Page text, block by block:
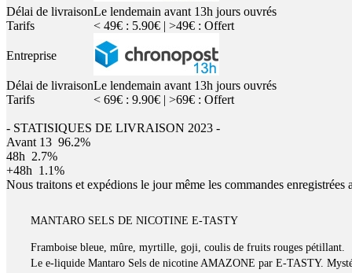
Délai de livraisonLe lendemain avant 13h jours ouvrés
Tarifs
< 49€ : 5.90€ | >49€ : Offert
Entreprise
Délai de livraisonLe lendemain avant 13h jours ouvrés
Tarifs
< 69€ : 9.90€ | >69€ : Offert
- STATISIQUES DE LIVRAISON 2023 -
Avant 13 96.2%
48h 2.7%
+48h 1.1%
Nous traitons et expédions le jour même les commandes
MANTARO SELS DE NICOTINE E-TASTY
Framboise bleue, mûre, myrtille, goji, coulis de fruits rouges pétillant.
Le e-liquide Mantaro Sels de nicotine AMAZONE par E-TASTY.